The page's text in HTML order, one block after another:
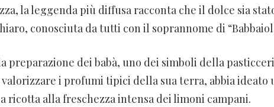
la leggenda più diffusa racconta che il dolce sia
conosciuta da tutti con il soprannome di
preparazione dei babà, uno dei simboli della
i profumi tipici della sua terra, abbia ideato
ricotta alla freschezza intensa dei limoni campani.